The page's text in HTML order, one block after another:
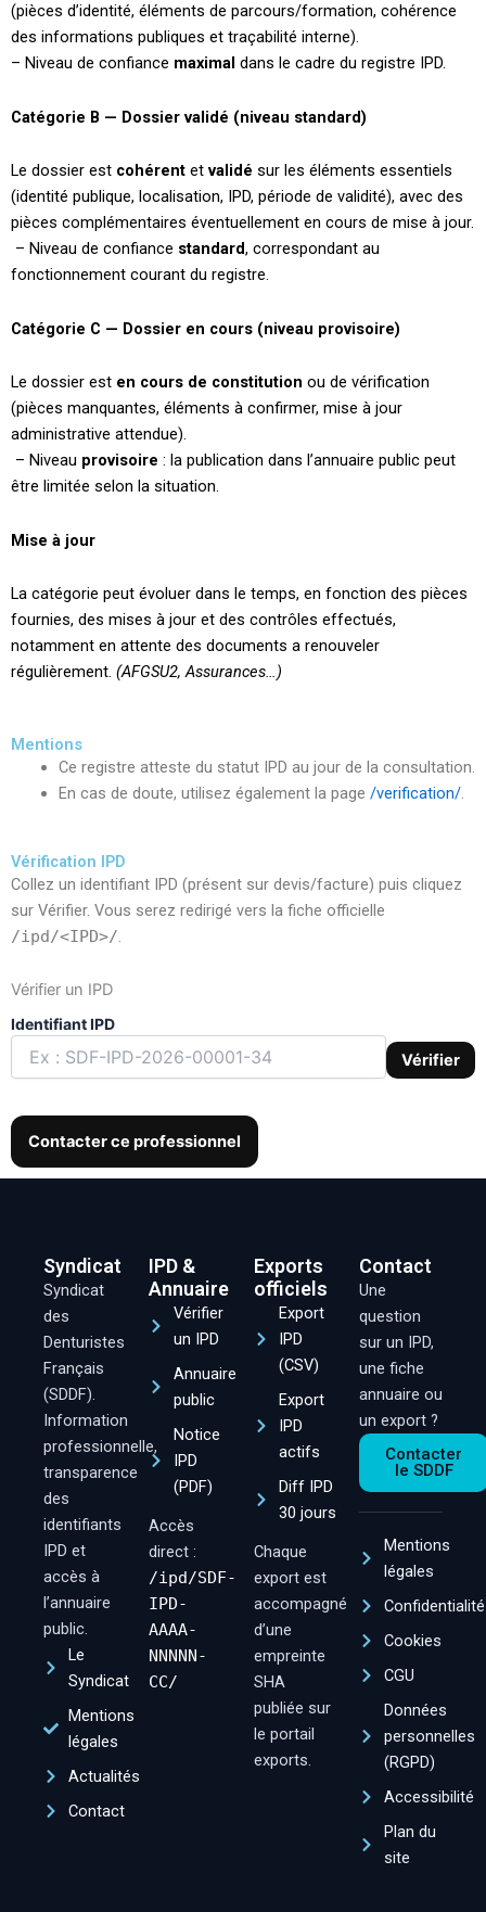
(pièces d’identité, éléments de parcours/formation, cohérence
des informations publiques et traçabilité interne).
– Niveau de confiance maximal dans le cadre du registre IPD.
Catégorie B — Dossier validé (niveau standard)
Le dossier est cohérent et validé sur les éléments essentiels
(identité publique, localisation, IPD, période de validité), avec des
pièces complémentaires éventuellement en cours de mise à jour.
– Niveau de confiance standard, correspondant au
fonctionnement courant du registre.
Catégorie C — Dossier en cours (niveau provisoire)
Le dossier est en cours de constitution ou de vérification
(pièces manquantes, éléments à confirmer, mise à jour
administrative attendue).
– Niveau provisoire : la publication dans l’annuaire public peut
être limitée selon la situation.
Mise à jour
La catégorie peut évoluer dans le temps, en fonction des pièces
fournies, des mises à jour et des contrôles effectués,
notamment en attente des documents a renouveler
régulièrement. (AFGSU2, Assurances…)
Mentions
Ce registre atteste du statut IPD au jour de la consultation.
En cas de doute, utilisez également la page /verification/.
Vérification IPD
Collez un identifiant IPD (présent sur devis/facture) puis cliquez
sur Vérifier. Vous serez redirigé vers la fiche officielle
/ipd/<IPD>/.
Vérifier un IPD
Identifiant IPD
Vérifier
Contacter ce professionnel
Syndicat
Syndicat
des
Denturistes
Français
(SDDF).
Information
professionnelle,
transparence
des
identifiants
IPD et
accès à
l’annuaire
public.
Le
Syndicat
Mentions
légales
Actualités
Contact
IPD &
Annuaire
Vérifier
un IPD
Annuaire
public
Notice
IPD
(PDF)
Accès
direct :
/ipd/SDF-
IPD-
AAAA-
NNNNN-
CC/
Exports
officiels
Export
IPD
(CSV)
Export
IPD
actifs
Diff IPD
30 jours
Chaque
export est
accompagné
d’une
empreinte
SHA
publiée sur
le portail
exports.
Contact
Une
question
sur un IPD,
une fiche
annuaire ou
un export ?
Contacter
le SDDF
Mentions
légales
Confidentialité
Cookies
CGU
Données
personnelles
(RGPD)
Accessibilité
Plan du
site